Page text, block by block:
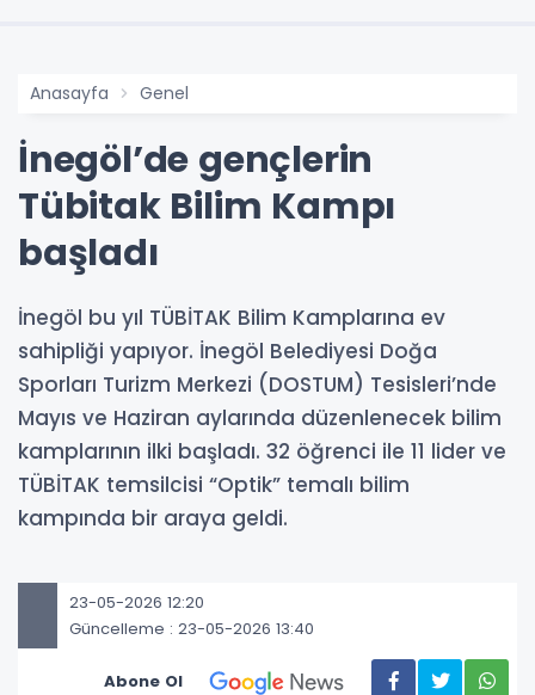
Anasayfa Genel
İnegöl’de gençlerin
Tübitak Bilim Kampı
başladı
İnegöl bu yıl TÜBİTAK Bilim Kamplarına ev
sahipliği yapıyor. İnegöl Belediyesi Doğa
Sporları Turizm Merkezi (DOSTUM) Tesisleri’nde
Mayıs ve Haziran aylarında düzenlenecek bilim
kamplarının ilki başladı. 32 öğrenci ile 11 lider ve
TÜBİTAK temsilcisi “Optik” temalı bilim
kampında bir araya geldi.
23-05-2026 12:20
Güncelleme : 23-05-2026 13:40
Abone Ol